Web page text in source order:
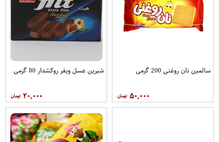
سالمین نان روغنی 200 گرمی
۵۰,۰۰۰
شیرین عسل ویفر روکشدار 80 گرمی
۲۰,۰۰۰